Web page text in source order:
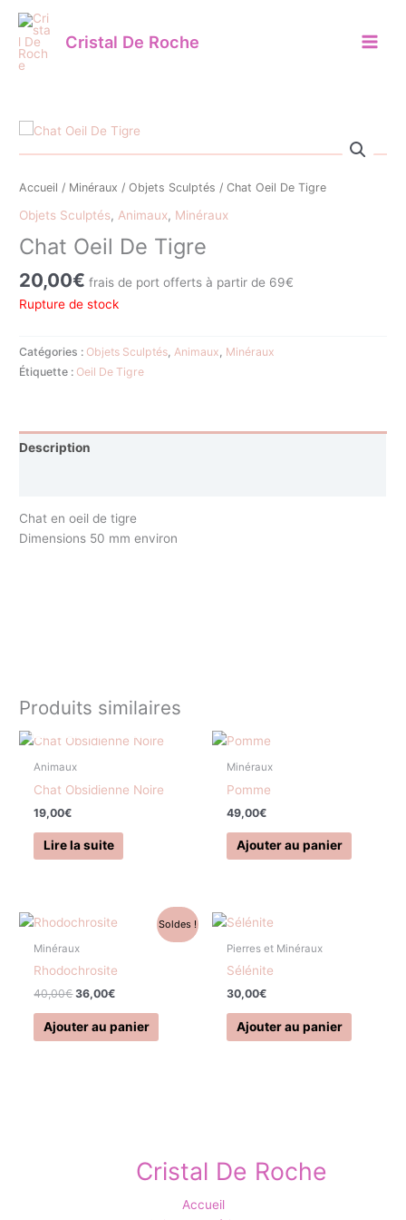
contenu
Cristal De Roche
Accueil / Minéraux /Objets Sculptés / Chat Oeil De Tigre
Objets Sculptés, Animaux, Minéraux
Chat Oeil De Tigre
20,00€ frais de port offerts à partir de 69€
Rupture de stock
Catégories : Objets Sculptés Animaux Minéraux
Étiquette : Oeil De Tigre
Description
Chat en oeil de tigre
Dimensions 50 mm environ
Produits similaires
EN RUPTURE DE STOCK
Animaux
Chat Obsidienne Noire
19,00€
Lire la suite
Minéraux
Pomme
49,00€
Ajouter au panier
Soldes !
Minéraux
Rhodochrosite
40,00€
Le
initial
40,00€.
36,00€
Le
36,00€.
Ajouter au panier
Pierres et Minéraux
Sélénite
30,00€
Ajouter au panier
Cristal De Roche
Accueil